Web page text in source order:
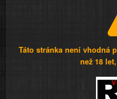
Táto stránka není vhodná
než 18